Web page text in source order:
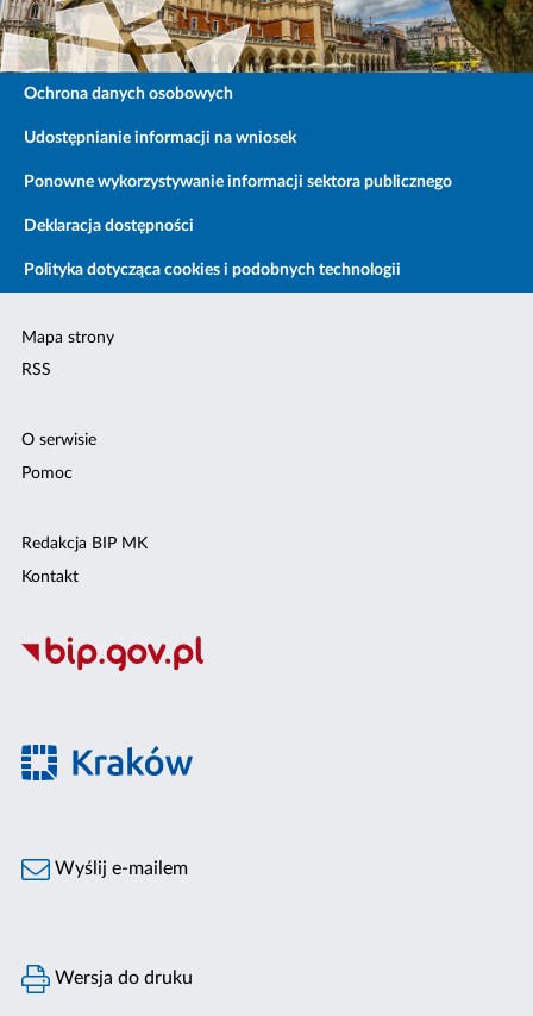
Ochrona danych osobowych
Udostępnianie informacji na wniosek
Ponowne wykorzystywanie informacji sektora publicznego
Deklaracja dostępności
Polityka dotycząca cookies i podobnych technologii
Mapa strony
RSS
O serwisie
Pomoc
Redakcja BIP MK
Kontakt
Wyślij e-mailem
Wersja do druku